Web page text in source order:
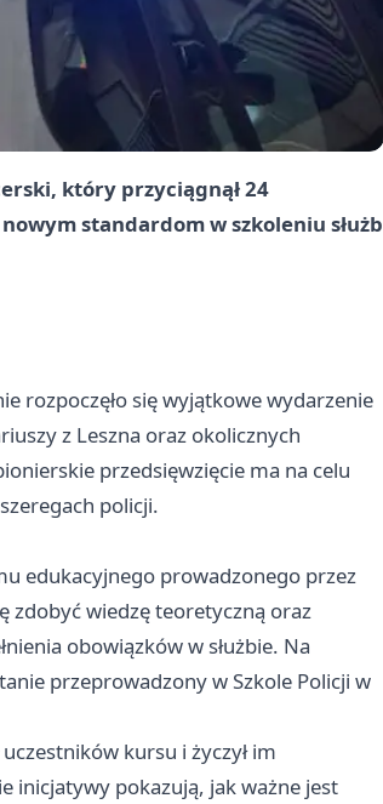
który przyciągnął 24
standardom w szkoleniu służb
rozpoczęło się wyjątkowe wydarzenie
z Leszna oraz okolicznych
przedsięwzięcie ma na celu
policji.
edukacyjnego prowadzonego przez
zdobyć wiedzę teoretyczną oraz
obowiązków w służbie. Na
przeprowadzony w Szkole Policji w
kursu i życzył im
inicjatywy pokazują, jak ważne jest